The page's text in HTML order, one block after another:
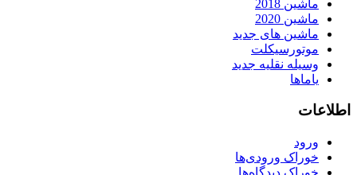
ماشین 2018
ماشین 2020
ماشین های جدید
موتورسیکلت
وسیله نقلیه جدید
یاماها
اطلاعات
ورود
خوراک ورودی‌ها
خوراک دیدگاه‌ها